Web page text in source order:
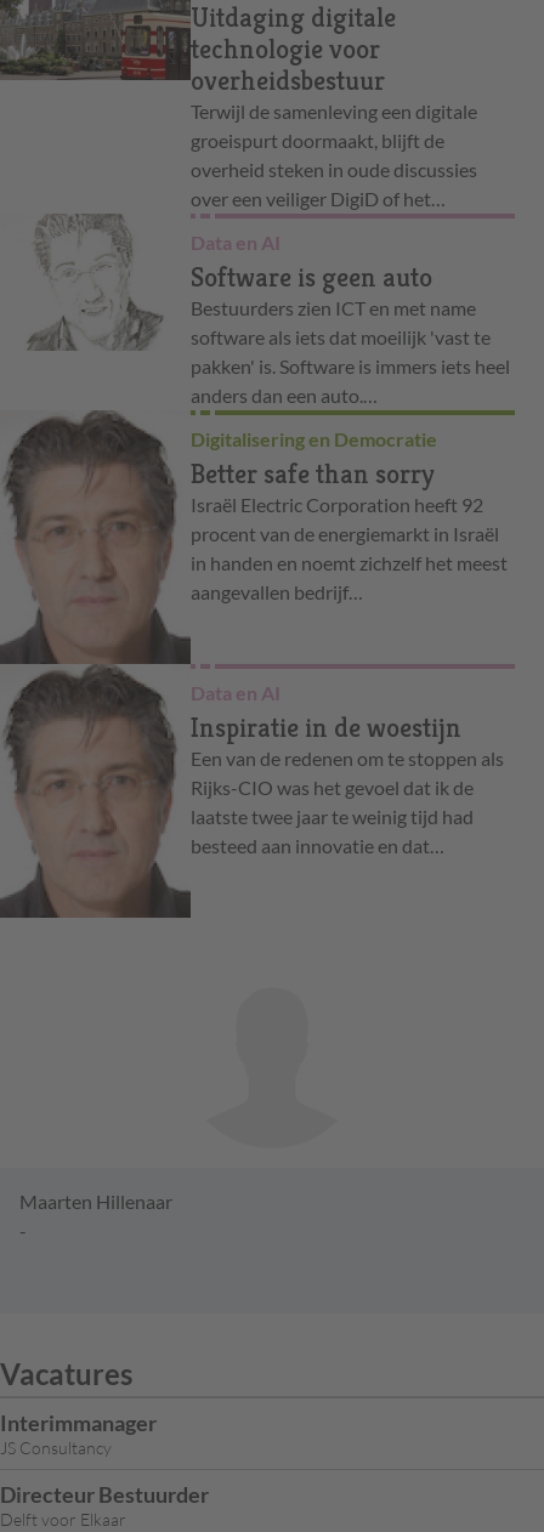
Uitdaging digitale
technologie voor
overheidsbestuur
Terwijl de samenleving een digitale
groeispurt doormaakt, blijft de
overheid steken in oude discussies
over een veiliger DigiD of het…
Data en AI
Software is geen auto
Bestuurders zien ICT en met name
software als iets dat moeilijk 'vast te
pakken' is. Software is immers iets heel
anders dan een auto.…
Digitalisering en Democratie
Better safe than sorry
Israël Electric Corporation heeft 92
procent van de energiemarkt in Israël
in handen en noemt zichzelf het meest
aangevallen bedrijf…
Data en AI
Inspiratie in de woestijn
Een van de redenen om te stoppen als
Rijks-CIO was het gevoel dat ik de
laatste twee jaar te weinig tijd had
besteed aan innovatie en dat…
Maarten Hillenaar
-
Vacatures
Interimmanager
JS Consultancy
Directeur Bestuurder
Delft voor Elkaar